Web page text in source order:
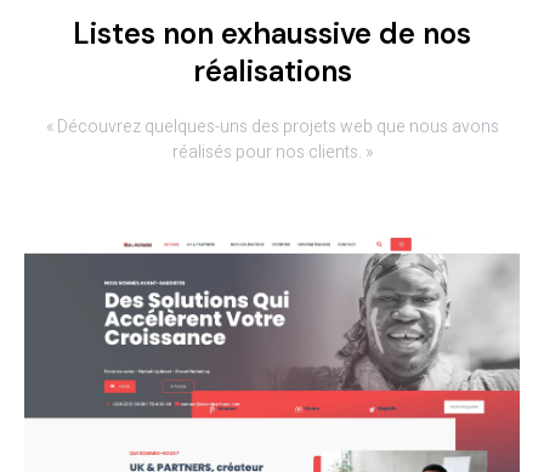
Listes non exhaussive de nos
réalisations
« Découvrez quelques-uns des projets web que nous avons
réalisés pour nos clients. »